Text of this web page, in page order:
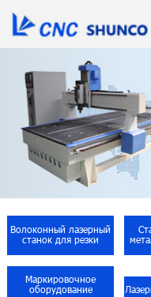
Волоконный лазерный
станок для резки
Маркировочное
оборудование